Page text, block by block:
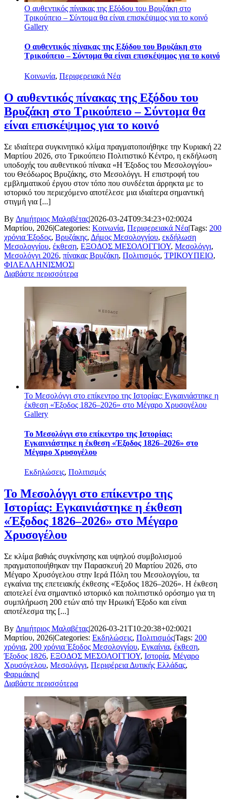
Ο αυθεντικός πίνακας της Εξόδου του Βρυζάκη στο
Τρικούπειο – Σύντομα θα είναι επισκέψιμος για το κοινό
Gallery
Ο αυθεντικός πίνακας της Εξόδου του Βρυζάκη στο
Τρικούπειο – Σύντομα θα είναι επισκέψιμος για το κοινό
Κοινωνία, Περιφερειακά Νέα
Ο αυθεντικός πίνακας της Εξόδου του
Βρυζάκη στο Τρικούπειο – Σύντομα θα
είναι επισκέψιμος για το κοινό
Σε ιδιαίτερα συγκινητικό κλίμα πραγματοποιήθηκε την Κυριακή 22
Μαρτίου 2026, στο Τρικούπειο Πολιτιστικό Κέντρο, η εκδήλωση
υποδοχής του αυθεντικού πίνακα «Η Έξοδος του Μεσολογγίου»
του Θεόδωρος Βρυζάκης, στο Μεσολόγγι. Η επιστροφή του
εμβληματικού έργου στον τόπο που συνδέεται άρρηκτα με το
ιστορικό του περιεχόμενο αποτέλεσε μια ιδιαίτερα σημαντική
στιγμή για [...]
By Δημήτριος Μαλαβέτας|2026-03-24T09:34:23+02:0024
Μαρτίου, 2026|Categories: Κοινωνία, Περιφερειακά Νέα|Tags: 200
χρόνια Έξοδος, Βρυζάκης, Δήμος Μεσολογγίου, εκδήλωση
Μεσολογγίου, έκθεση, ΕΞΟΔΟΣ ΜΕΣΟΛΟΓΓΙΟΥ, Μεσολόγγι,
Μεσολόγγι 2026, πίνακας Βρυζάκη, Πολιτισμός, ΤΡΙΚΟΥΠΕΙΟ,
ΦΙΛΕΛΛΗΝΙΣΜΟΣ|
Διαβάστε περισσότερα
Το Μεσολόγγι στο επίκεντρο της Ιστορίας: Εγκαινιάστηκε η
έκθεση «Έξοδος 1826–2026» στο Μέγαρο Χρυσογέλου
Gallery
Το Μεσολόγγι στο επίκεντρο της Ιστορίας:
Εγκαινιάστηκε η έκθεση «Έξοδος 1826–2026» στο
Μέγαρο Χρυσογέλου
Εκδηλώσεις, Πολιτισμός
Το Μεσολόγγι στο επίκεντρο της
Ιστορίας: Εγκαινιάστηκε η έκθεση
«Έξοδος 1826–2026» στο Μέγαρο
Χρυσογέλου
Σε κλίμα βαθιάς συγκίνησης και υψηλού συμβολισμού
πραγματοποιήθηκαν την Παρασκευή 20 Μαρτίου 2026, στο
Μέγαρο Χρυσόγελου στην Ιερά Πόλη του Μεσολογγίου, τα
εγκαίνια της επετειακής έκθεσης «Έξοδος 1826–2026». Η έκθεση
αποτελεί ένα σημαντικό ιστορικό και πολιτιστικό ορόσημο για τη
συμπλήρωση 200 ετών από την Ηρωική Έξοδο και είναι
αποτέλεσμα της [...]
By Δημήτριος Μαλαβέτας|2026-03-21T10:20:38+02:0021
Μαρτίου, 2026|Categories: Εκδηλώσεις, Πολιτισμός|Tags: 200
χρόνια, 200 χρόνια Έξοδος Μεσολογγίου, Εγκαίνια, έκθεση,
Έξοδος 1826, ΕΞΟΔΟΣ ΜΕΣΟΛΟΓΓΙΟΥ, Ιστορία, Μέγαρο
Χρυσόγελου, Μεσολόγγι, Περιφέρεια Δυτικής Ελλάδας,
Φαρμάκης|
Διαβάστε περισσότερα